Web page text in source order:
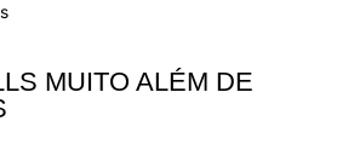
MUITO ALÉM DE